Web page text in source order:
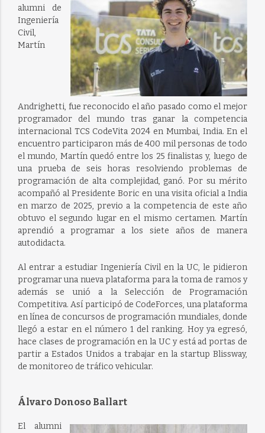
alumni de
Ingeniería
Civil,
Martín
Andrighetti, fue reconocido el año pasado como el mejor
programador del mundo tras ganar la competencia
internacional TCS CodeVita 2024 en Mumbai, India. En el
encuentro participaron más de 400 mil personas de todo
el mundo, Martín quedó entre los 25 finalistas y, luego de
una prueba de seis horas resolviendo problemas de
programación de alta complejidad, ganó. Por su mérito
acompañó al Presidente Boric en una visita oficial a India
en marzo de 2025, previo a la competencia de este año
obtuvo el segundo lugar en el mismo certamen. Martín
aprendió a programar a los siete años de manera
autodidacta.
Al entrar a estudiar Ingeniería Civil en la UC, le pidieron
programar una nueva plataforma para la toma de ramos y
además se unió a la Selección de Programación
Competitiva. Así participó de CodeForces, una plataforma
en línea de concursos de programación mundiales, donde
llegó a estar en el número 1 del ranking. Hoy ya egresó,
hace clases de programación en la UC y está ad portas de
partir a Estados Unidos a trabajar en la startup Blissway,
de monitoreo de tráfico vehicular.
Álvaro Donoso Ballart
El alumni